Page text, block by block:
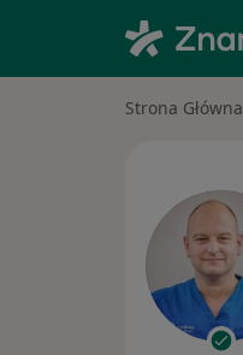
Strona Główna